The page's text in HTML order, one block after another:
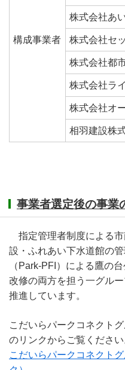
構成事業者
株式会社あ
株式会社セ
株式会社都
株式会社ラ
株式会社オ
相羽建設株
事業者選定後の事業
指定管理者制度による
設・ふれあい下水道館の
（Park-PFI）による鷹の
改修の両方を担う一グル
推進しています。
こだいらパークコネクト
のリンクからご覧ください
こだいらパークコネクト